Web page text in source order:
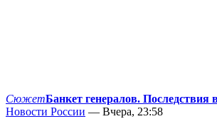
СюжетБанкет генералов.
Новости России — Вчера, 23:58